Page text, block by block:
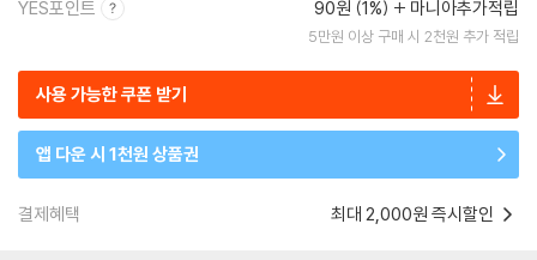
YES포인트 90원 (1%) 마니아추가적립
5만원 이상 구매 시 2천원 추가 적립
사용 가능한 쿠폰 받기
앱 다운 시 1천원 상품권
결제혜택 최대 2,000원 즉시할인